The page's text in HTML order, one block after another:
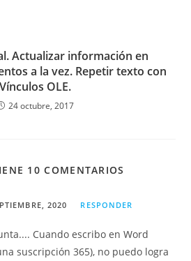
Actualizar información en
a la vez. Repetir texto con
Vínculos OLE.
24 octubre, 2017
10 COMENTARIOS
2020 RESPONDER
Cuando escribo en Word
suscripción 365), no puedo logra